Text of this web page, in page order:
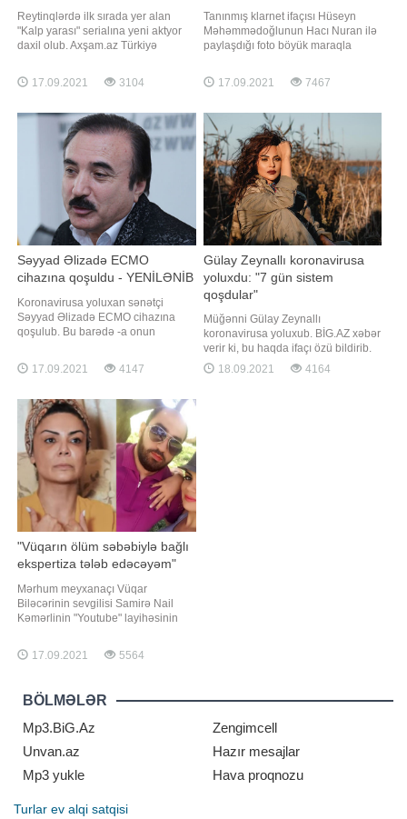
Reytinqlərdə ilk sırada yer alan
"Kalp yarası" serialına yeni aktyor
daxil olub. Axşam.az Türkiyə
ekran işində Görkem Mertsöz rol
alacaq. Aktyor serialda psixoloq
17.09.2021 3104
Tanınmış klarnet ifaçısı Hüseyn
Məhəmmədoğlunun Hacı Nuran ilə
paylaşdığı foto böyük maraqla
ki, o Hacı Nuranla foto çəkdirərkən
üzünü bağlayıb. Klarnet ifaçısı
Diqqət!. Əziz Dostlarım, Hacı
Nuranın 4-cu dalğasi başlayıb
17.09.2021 7467
Səyyad Əlizadə ECMO
cihazına qoşuldu - YENİLƏNİB
Koronavirusa yoluxan sənətçi
Səyyad Əlizadə ECMO cihazına
qoşulub. Bu barədə -a onun
verib. O bildirib ki, sənətçinin
ağciyərlərinin yalnız 30 faizi çalışır:.
aşkarlanıb. Müalicəsi davam
etdirilir. Süni koma vəziyyətində
saxlanılır"
17.09.2021 4147
Gülay Zeynallı koronavirusa
yoluxdu: "7 gün sistem
qoşdular"
Müğənni Gülay Zeynallı
koronavirusa yoluxub. BİG.AZ xəbər
verir ki, bu haqda ifaçı özü bildirib.
Sənətçi xəstəliyi çox da ağır
keçirmədiyini və tez zamanda
18.09.2021 4164
"Vüqarın ölüm səbəbiylə bağlı
ekspertiza tələb edəcəyəm"
Mərhum meyxanaçı Vüqar
Biləcərinin sevgilisi Samirə Nail
Kəmərlinin "Youtube" layihəsinin
xəbər verir ki, Samirə sənətçi ilə
bağlı bəzi məqamları açıb. O bildirib
anası üçün pis olub:. "Vüqarın
yanında "ana" söz
17.09.2021 5564
BÖLMƏLƏR
Mp3.BiG.Az
Zengimcell
Unvan.az
Hazır mesajlar
Mp3 yukle
Hava proqnozu
Turlar ev alqi satqisi